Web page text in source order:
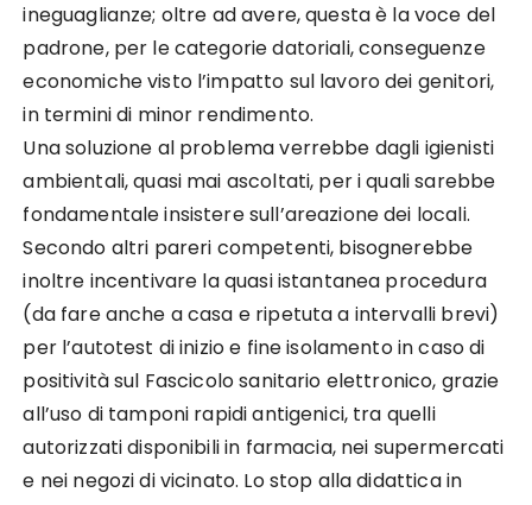
ineguaglianze; oltre ad avere, questa è la voce del
padrone, per le categorie datoriali, conseguenze
economiche visto l’impatto sul lavoro dei genitori,
in termini di minor rendimento.
Una soluzione al problema verrebbe dagli igienisti
ambientali, quasi mai ascoltati, per i quali sarebbe
fondamentale insistere sull’areazione dei locali.
Secondo altri pareri competenti, bisognerebbe
inoltre incentivare la quasi istantanea procedura
(da fare anche a casa e ripetuta a intervalli brevi)
per l’autotest di inizio e fine isolamento in caso di
positività sul Fascicolo sanitario elettronico, grazie
all’uso di tamponi rapidi antigenici, tra quelli
autorizzati disponibili in farmacia, nei supermercati
e nei negozi di vicinato. Lo stop alla didattica in